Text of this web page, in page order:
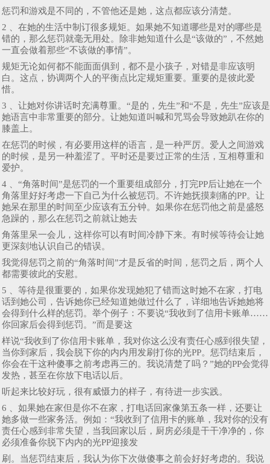
惩罚和游戏是不同的，不管他还是她，这点都应该分清楚。
2 、在她的生活中制订很多规矩。如果她不知道哪些是对的哪些是
错的，那么惩罚就毫无用处。除非她知道什么是“该做的”，不然她
一直会做着那些“不该做的事情”。
规矩无论如何都不能面面俱到，都不是小孩子，对错是非应该明
白。这点，协调两个人的平衡点比定规矩重要。重要的是彼此爱
惜。
3 、让她对你讲话时充满尊重。“是的，先生”和“不是，先生”应该是
她语言中非常重要的部分。让她知道叫喊和咒骂会导致她趴在你的
膝盖上。
在惩罚的时候，有必要用这样的语言，是一种严厉。爱人之间游戏
的时候，是另一种羞涩了。平时还是要过正常的生活，互相尊重和
爱护。
4 、“角落时间”是惩罚的一个重要组成部分，打完PP后让她在一个
角落里好好考虑一下自己为什么被惩罚。不许她抚摸刺痛的PP。让
她呆在那里的时间至少应该有五分钟。如果你在惩罚他之前是盛怒
急躁的，那么在惩罚之前就让她去
角落里呆一会儿，这样你可以有时间冷静下来。有时候等待会让她
更深刻地认识自己的错误。
我觉得惩罚之前的“角落时间”才是反省的时间，惩罚之后，两个人
都需要彼此的安慰。
5 、等待是很重要的，如果你发现她犯了错而这时她不在家，打电
话到她公司，告诉她你已经知道她做过什么了，详细地告诉她她将
会得到什么样的惩罚。举个例子：不要说“我收到了信用卡账单……
你回家后会得到惩罚。”而是要这
样说“我收到了你信用卡账单，我对你这么没有责任心感到很失望，
当你到家后，我会脱下你的内内用发刷打你的光PP。惩罚结束后，
你会在干这种傻事之前考虑再三的。我说清楚了吗？”她的PP会觉得
发热，甚至在你放下电话以后。
听起来比较好玩，很有威慑力的样子，有待进一步实践。
6 、如果她在家但是你不在家，打电话回家像第五条一样，还要让
她多做一些家务活。例如：“我收到了信用卡的账单，我对你的没有
责任心感到非常失望，当我回家以后，厨房必须是干干净净的，你
必须准备你脱下内内的光PP迎接发
刷。当惩罚结束后，我认为你下次做傻事之前会好好考虑的。我说